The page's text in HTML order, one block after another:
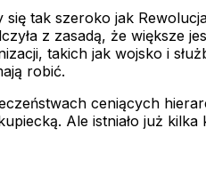
tak szeroko jak
z zasadą, że większe
takich jak wojsko i
robić.
ceniących
Ale istniało już kilka